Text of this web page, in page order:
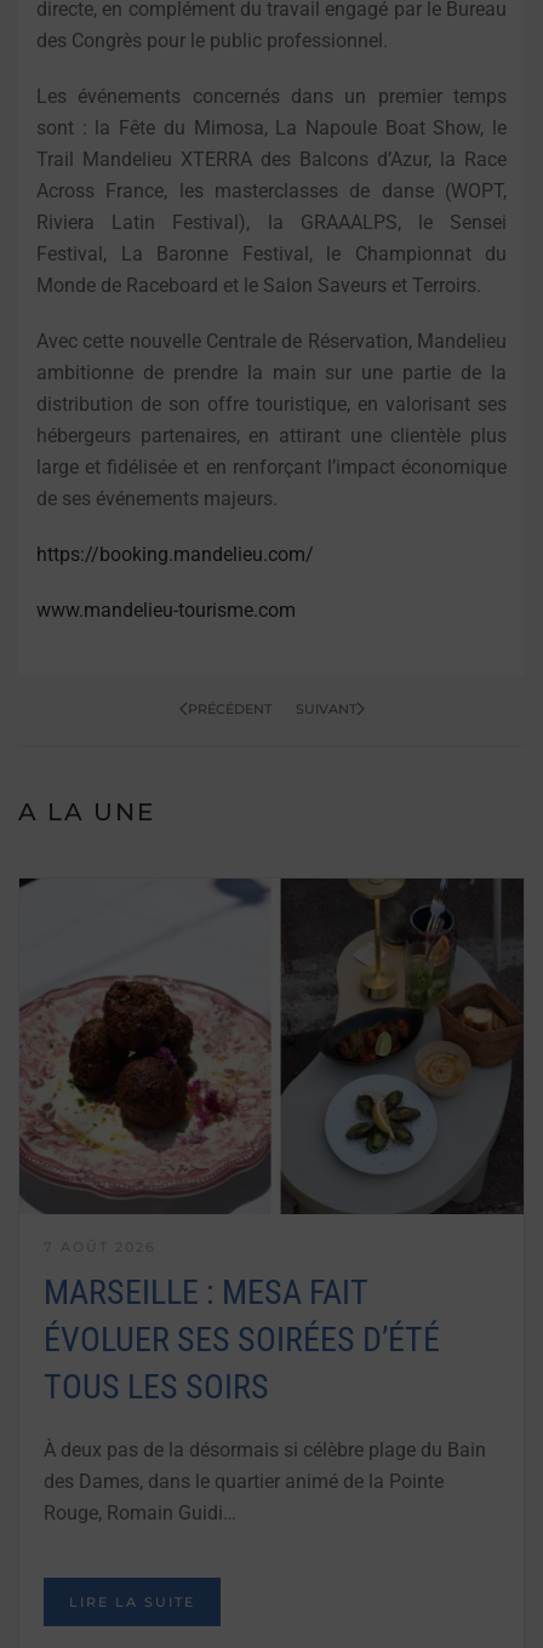
directe, en complément du travail engagé par le Bureau
des Congrès pour le public professionnel.
Les événements concernés dans un premier temps
sont : la Fête du Mimosa, La Napoule Boat Show, le
Trail Mandelieu XTERRA des Balcons d’Azur, la Race
Across France, les masterclasses de danse (WOPT,
Riviera Latin Festival), la GRAAALPS, le Sensei
Festival, La Baronne Festival, le Championnat du
Monde de Raceboard et le Salon Saveurs et Terroirs.
Avec cette nouvelle Centrale de Réservation, Mandelieu
ambitionne de prendre la main sur une partie de la
distribution de son offre touristique, en valorisant ses
hébergeurs partenaires, en attirant une clientèle plus
large et fidélisée et en renforçant l’impact économique
de ses événements majeurs.
https://booking.mandelieu.com/
www.mandelieu-tourisme.com
PRÉCÉDENT SUIVANT
A LA UNE
MARSEILLE : MESA FAIT
ÉVOLUER SES SOIRÉES D’ÉTÉ
TOUS LES SOIRS
À deux pas de la désormais si célèbre plage du Bain
des Dames, dans le quartier animé de la Pointe
Rouge, Romain Guidi…
LIRE LA SUITE